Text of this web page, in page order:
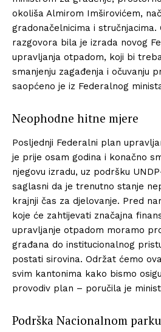
okoliša Almirom Imširovićem,
gradonačelnicima i stručnjacima.
razgovora bila je izrada novog
upravljanja otpadom, koji bi
smanjenju zagađenja i očuvanju
saopćeno je iz Federalnog
Neophodne hitne mjere
Posljednji Federalni plan
je prije osam godina i konačno
njegovu izradu, uz podršku
saglasni da je trenutno stanje
krajnji čas za djelovanje. Pred
koje će zahtijevati značajna
upravljanje otpadom moramo
građana do institucionalnog
postati sirovina. Održat ćemo
svim kantonima kako bismo
provodiv plan – poručila je
Podrška Nacionalnom